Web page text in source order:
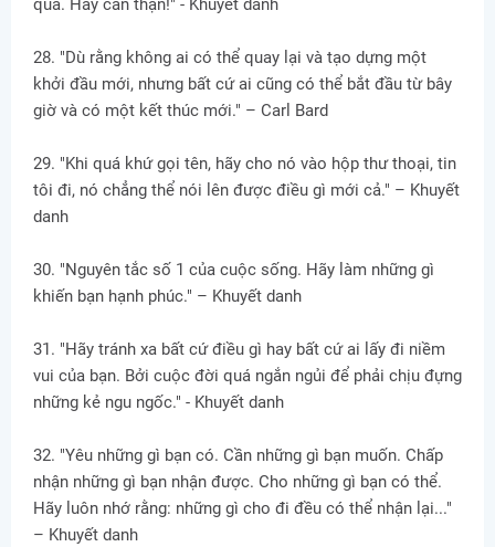
qua. Hãy cẩn thận!" - Khuyết danh
28. "Dù rằng không ai có thể quay lại và tạo dựng một
khởi đầu mới, nhưng bất cứ ai cũng có thể bắt đầu từ bây
giờ và có một kết thúc mới." – Carl Bard
29. "Khi quá khứ gọi tên, hãy cho nó vào hộp thư thoại, tin
tôi đi, nó chẳng thể nói lên được điều gì mới cả." – Khuyết
danh
30. "Nguyên tắc số 1 của cuộc sống. Hãy làm những gì
khiến bạn hạnh phúc." – Khuyết danh
31. "Hãy tránh xa bất cứ điều gì hay bất cứ ai lấy đi niềm
vui của bạn. Bởi cuộc đời quá ngắn ngủi để phải chịu đựng
những kẻ ngu ngốc." - Khuyết danh
32. "Yêu những gì bạn có. Cần những gì bạn muốn. Chấp
nhận những gì bạn nhận được. Cho những gì bạn có thể.
Hãy luôn nhớ rằng: những gì cho đi đều có thể nhận lại..."
– Khuyết danh